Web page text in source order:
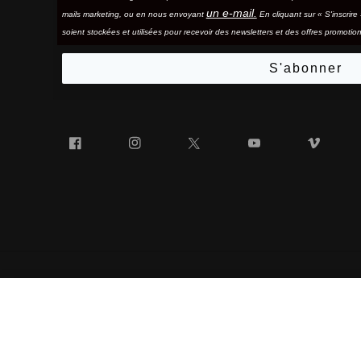
mails marketing, ou en nous envoyant un e-mail. En cliquant sur «
soient stockées et utilisées pour recevoir des newsletters et des offres
S'abonner
Facebook Instagram YouTube